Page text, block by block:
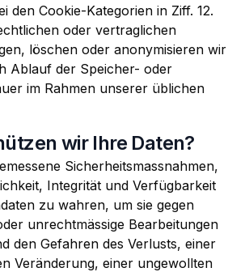
den Cookie-Kategorien in Ziff. 12.
oder vertraglichen
löschen oder anonymisieren wir
Ablauf der Speicher- oder
im Rahmen unserer üblichen
wir Ihre Daten?
Sicherheitsmassnahmen,
Integrität und Verfügbarkeit
zu wahren, um sie gegen
unrechtmässige Bearbeitungen
den Gefahren des Verlusts, einer
Veränderung, einer ungewollten